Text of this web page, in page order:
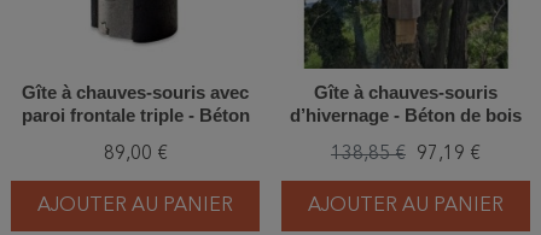
Gîte à chauves-souris avec
paroi frontale triple - Béton
132/0)
89,00 €
AJOUTER AU PANIER
Gîte à chauves-souris
d’hivernage - Béton de bois
138,85 € 97,19 €
AJOUTER AU PANIER